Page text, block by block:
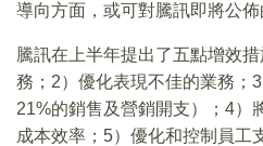
導向方面，或可對騰訊即將公佈
騰訊在上半年提出了五點增效
務；2）優化表現不佳的業務；
21%的銷售及營銷開支）；4）
成本效率；5）優化和控制員工